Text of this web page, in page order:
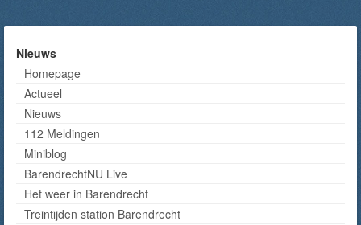
Nieuws
Homepage
Actueel
Nieuws
112 Meldingen
Miniblog
BarendrechtNU Live
Het weer in Barendrecht
Treintijden station Barendrecht